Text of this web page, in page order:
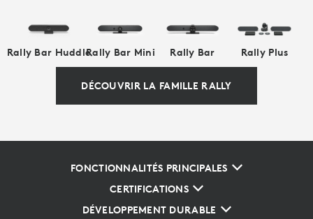
Rally Bar HuddleRally Bar Mini Rally Bar Rally Plus
DÉCOUVRIR LA FAMILLE RALLY
FONCTIONNALITÉS PRINCIPALES
CERTIFICATIONS
DÉVELOPPEMENT DURABLE